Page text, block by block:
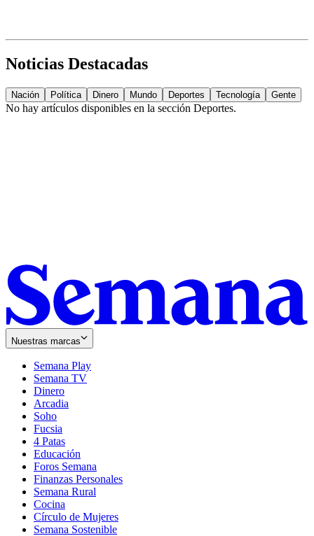
Noticias Destacadas
Nación Política Dinero Mundo Deportes Tecnología Gente
No hay artículos disponibles en la sección Deportes.
Nuestras marcas
Semana Play
Semana TV
Dinero
Arcadia
Soho
in
new
window
Fucsia
in
new
window
4 Patas
Educación
Foros Semana
Finanzas Personales
Semana Rural
Cocina
Círculo de Mujeres
Semana Sostenible